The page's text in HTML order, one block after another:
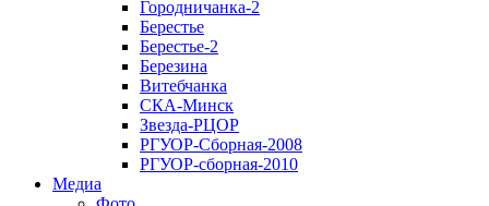
Городничанка-2
Берестье
Берестье-2
Березина
Витебчанка
СКА-Минск
Звезда-РЦОР
РГУОР-Сборная-2008
РГУОР-сборная-2010
Медиа